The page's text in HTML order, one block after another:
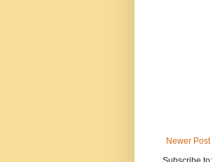
Newer Post